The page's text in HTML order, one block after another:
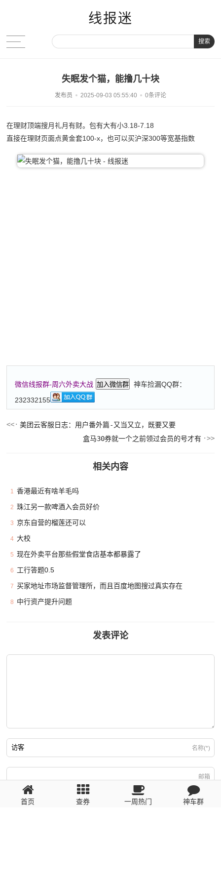
线报迷
搜索
失眠发个猫，能撸几十块
发布员 2025-09-03 05:55:40 0条评论
在理财顶端搜月礼月有财。包有大有小3.18-7.18
直接在理财页面点黄金套100-x，也可以买沪深300等宽基指数
微信线报群-周六外卖大战 加入微信群
神车捡漏QQ群：
232332155
美团云客服日志：用户番外篇-又当又立，既要又要
盒马30券就一个之前领过会员的号才有
相关内容
1 香港最近有啥羊毛吗
2 珠江另一款啤酒入会员好价
3 京东自营的榴莲还可以
4 大校
5 现在外卖平台那些假堂食店基本都暴露了
6 工行答题0.5
7 买家地址市场监督管理所，而且百度地图搜过真实存在
8 中行资产提升问题
发表评论
名称(*)
邮箱
回复需填写必要信息
首页 查券 一周热门 神车群